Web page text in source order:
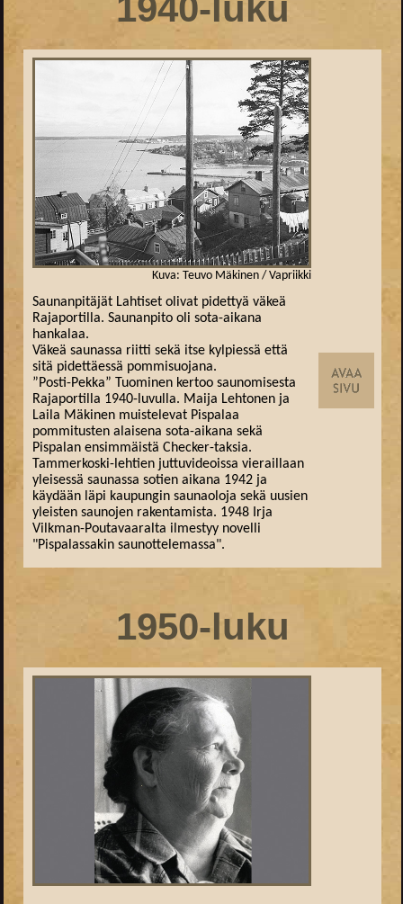
1940-luku
Kuva: Teuvo Mäkinen / Vapriikki
Saunanpitäjät Lahtiset olivat pidettyä väkeä
Rajaportilla. Saunanpito oli sota-aikana
hankalaa.
Väkeä saunassa riitti sekä itse kylpiessä että
sitä pidettäessä pommisuojana.
”Posti-Pekka” Tuominen kertoo saunomisesta
Rajaportilla 1940-luvulla. Maija Lehtonen ja
Laila Mäkinen muistelevat Pispalaa
pommitusten alaisena sota-aikana sekä
Pispalan ensimmäistä Checker-taksia.
Tammerkoski-lehtien juttuvideoissa vieraillaan
yleisessä saunassa sotien aikana 1942 ja
käydään läpi kaupungin saunaoloja sekä uusien
yleisten saunojen rakentamista. 1948 Irja
Vilkman-Poutavaaralta ilmestyy novelli
"Pispalassakin saunottelemassa".
1950-luku